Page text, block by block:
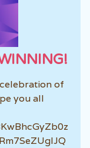
of
you all